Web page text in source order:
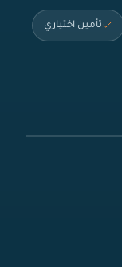
تأمين اختياري